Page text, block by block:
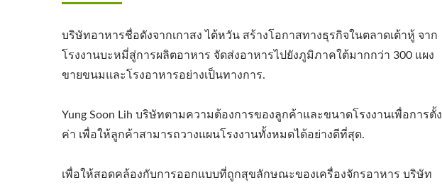
บริษัทอาหารชื่อดังจากเกาสง ไต้หวัน สร้างโอกาสทางธุรกิจในตลาดเต้าหู้ จาก
โรงงานบะหมี่สู่การผลิตอาหาร จัดส่งอาหารไปยังภูมิภาคใต้มากกว่า 300 แผง
ขายขนมและโรงอาหารอย่างเป็นทางการ.
Yung Soon Lih บริษัทตามความต้องการของลูกค้าและขนาดโรงงานเพื่อการตั้ง
ค่า เพื่อให้ลูกค้าสามารถวางแผนโรงงานทั้งหมดได้อย่างดีที่สุด.
เพื่อให้สอดคล้องกับการออกแบบที่ถูกสุขลักษณะของเครื่องจักรอาหาร บริษัท